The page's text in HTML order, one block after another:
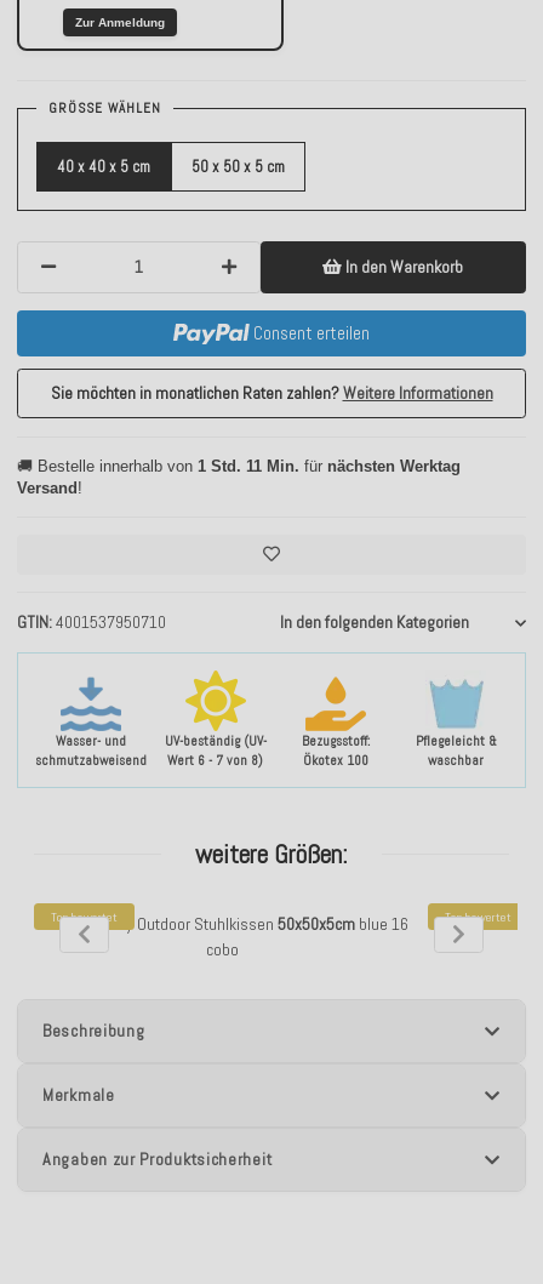
Wasser- und
schmutzabweisend
UV-beständig (UV-
Wert 6 - 7 von 8)
Bezugsstoff:
Ökotex 100
Pflegeleicht &
waschbar
GTIN 4001537950710 In den folgenden Kategorien
Zur Anmeldung
GRÖSSE WÄHLEN
40 x 40 x 5 cm 50 x 50 x 5 cm
In den Warenkorb
Consent erteilen
Sie möchten in monatlichen Raten zahlen?Weitere Informationen
🚚 Bestelle innerhalb von 1 Std. 11 Min. für nächsten Werktag
Versand!
weitere Größen:
Top bewertet
H.O.C.K. Gauzy Outdoor Stuhlkissen 50x50x5cm blue 16
cobo
Top bewertet
H.O.C.K.
Beschreibung
Merkmale
Angaben zur Produktsicherheit